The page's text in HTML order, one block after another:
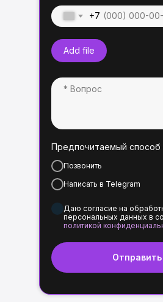
+7
Add file
Предпочитаемый способ
Позвонить
Написать в Telegram
Даю согласие на
персональных данных в
политикой
Отправить